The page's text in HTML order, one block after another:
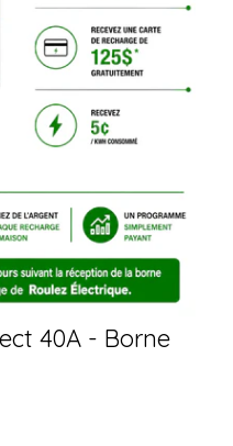
40A - Borne